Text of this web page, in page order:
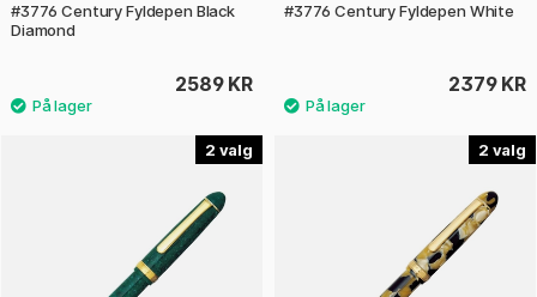
#3776 Century Fyldepen Black
Diamond
2589 KR
#3776 Century Fyldepen White
2379 KR
2 2